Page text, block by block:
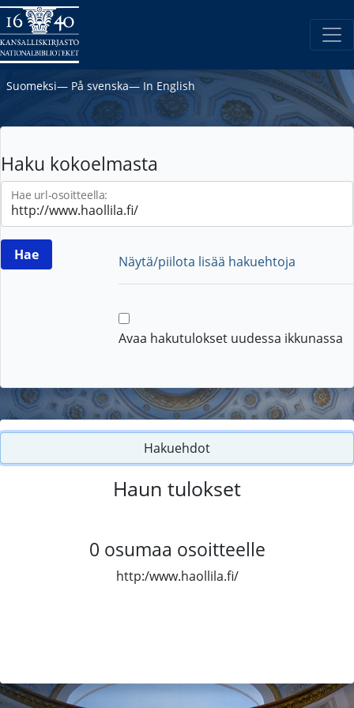
Suomeksi― På svenska― In English
Haku kokoelmasta
Hae url-osoitteella:
Näytä/piilota lisää hakuehtoja
Avaa hakutulokset uudessa ikkunassa
Hakuehdot
Haun tulokset
0 osumaa osoitteelle
http:/www.haollila.fi/